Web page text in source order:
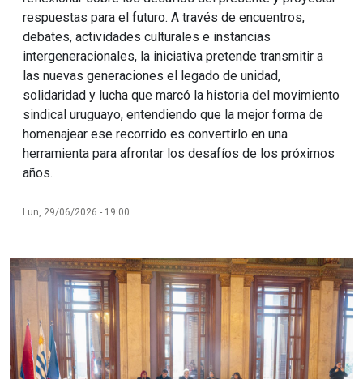
respuestas para el futuro. A través de encuentros,
debates, actividades culturales e instancias
intergeneracionales, la iniciativa pretende transmitir a
las nuevas generaciones el legado de unidad,
solidaridad y lucha que marcó la historia del movimiento
sindical uruguayo, entendiendo que la mejor forma de
homenajear ese recorrido es convertirlo en una
herramienta para afrontar los desafíos de los próximos
años.
Lun, 29/06/2026 - 19:00
Imagen